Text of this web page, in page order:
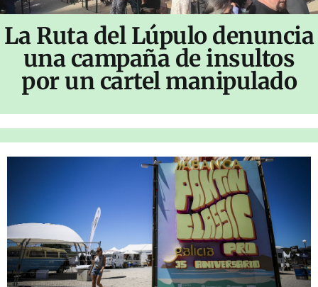
La Ruta del Lúpulo denuncia
una campaña de insultos
por un cartel manipulado